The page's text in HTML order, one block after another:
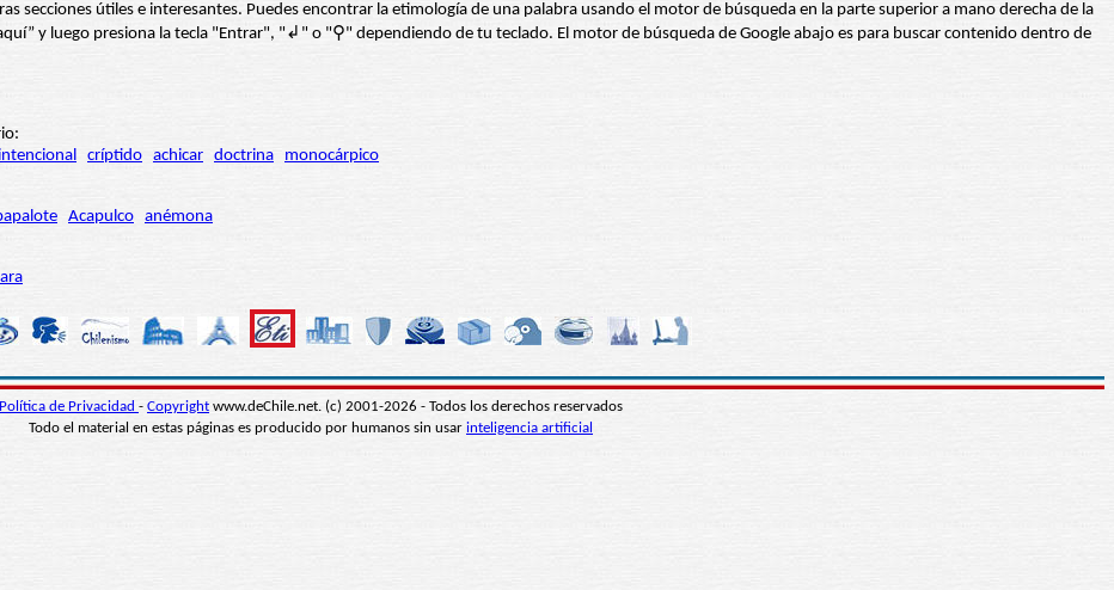
secciones útiles e interesantes. Puedes encontrar la etimología de una palabra usando el motor de búsqueda en la parte superior a mano derecha de la
y luego presiona la tecla "Entrar", "↲" o "⚲" dependiendo de tu teclado. El motor de búsqueda de Google abajo es para buscar contenido dentro de
críptido achicar doctrina monocárpico
Acapulco anémona
Política de Privacidad - Copyright www.deChile.net. (c) 2001-2026 - Todos los derechos reservados
Todo el material en estas páginas es producido por humanos sin usar inteligencia artificial